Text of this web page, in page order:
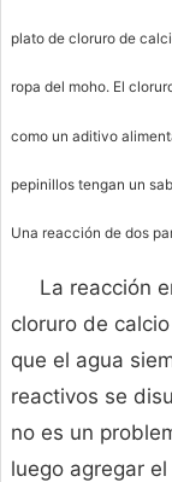
plato de cloruro de
ropa del moho. El
como un aditivo
pepinillos tengan un
Una reacción de dos
La reacción
cloruro de
que el agua
reactivos se
no es un
luego agregar